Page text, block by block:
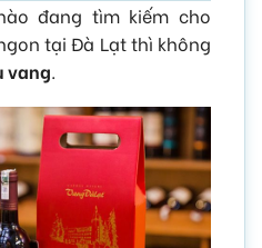
đang tìm kiếm cho
tại Đà Lạt thì không
vang.